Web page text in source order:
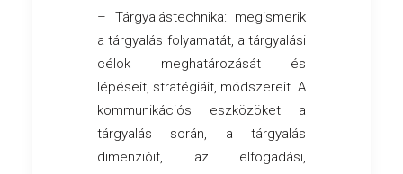
– Tárgyalástechnika: megismerik
a tárgyalás folyamatát, a tárgyalási
célok meghatározását és
lépéseit, stratégiáit, módszereit. A
kommunikációs eszközöket a
tárgyalás során, a tárgyalás
dimenzióit, az elfogadási,